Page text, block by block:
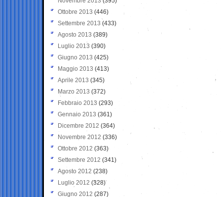
Ottobre 2013 (446)
Settembre 2013 (433)
Agosto 2013 (389)
Luglio 2013 (390)
Giugno 2013 (425)
Maggio 2013 (413)
Aprile 2013 (345)
Marzo 2013 (372)
Febbraio 2013 (293)
Gennaio 2013 (361)
Dicembre 2012 (364)
Novembre 2012 (336)
Ottobre 2012 (363)
Settembre 2012 (341)
Agosto 2012 (238)
Luglio 2012 (328)
Giugno 2012 (287)